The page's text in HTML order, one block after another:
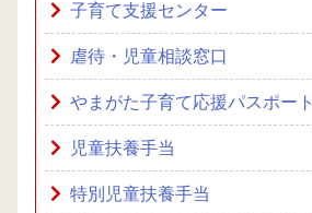
子育て支援センター
虐待・児童相談窓口
やまがた子育て応援パスポート
児童扶養手当
特別児童扶養手当